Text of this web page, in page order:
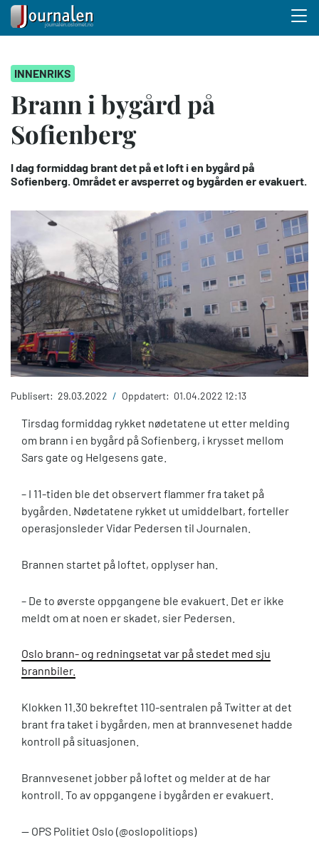
hovedinnhold
INNENRIKS
Brann i bygård på
Sofienberg
I dag formiddag brant det på et loft i en bygård på
Sofienberg. Området er avsperret og bygården er evakuert.
Publisert: 29.03.2022 / Oppdatert: 01.04.2022 12:13
Tirsdag formiddag rykket nødetatene ut etter melding
om brann i en bygård på Sofienberg, i krysset mellom
Sars gate og Helgesens gate.
– I 11-tiden ble det observert flammer fra taket på
bygården. Nødetatene rykket ut umiddelbart, forteller
operasjonsleder Vidar Pedersen til Journalen.
Brannen startet på loftet, opplyser han.
– De to øverste oppgangene ble evakuert. Det er ikke
meldt om at noen er skadet, sier Pedersen.
Oslo brann- og redningsetat var på stedet med sju
brannbiler.
Klokken 11.30 bekreftet 110-sentralen på Twitter at det
brant fra taket i bygården, men at brannvesenet hadde
kontroll på situasjonen.
Brannvesenet jobber på loftet og melder at de har
kontroll. To av oppgangene i bygården er evakuert.
— OPS Politiet Oslo (@oslopolitiops)